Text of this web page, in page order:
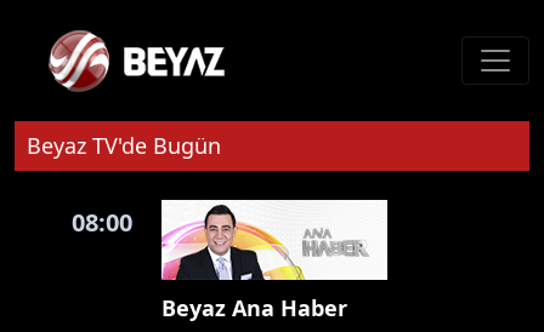
Beyaz TV'de Bugün
08:00
Beyaz Ana Haber